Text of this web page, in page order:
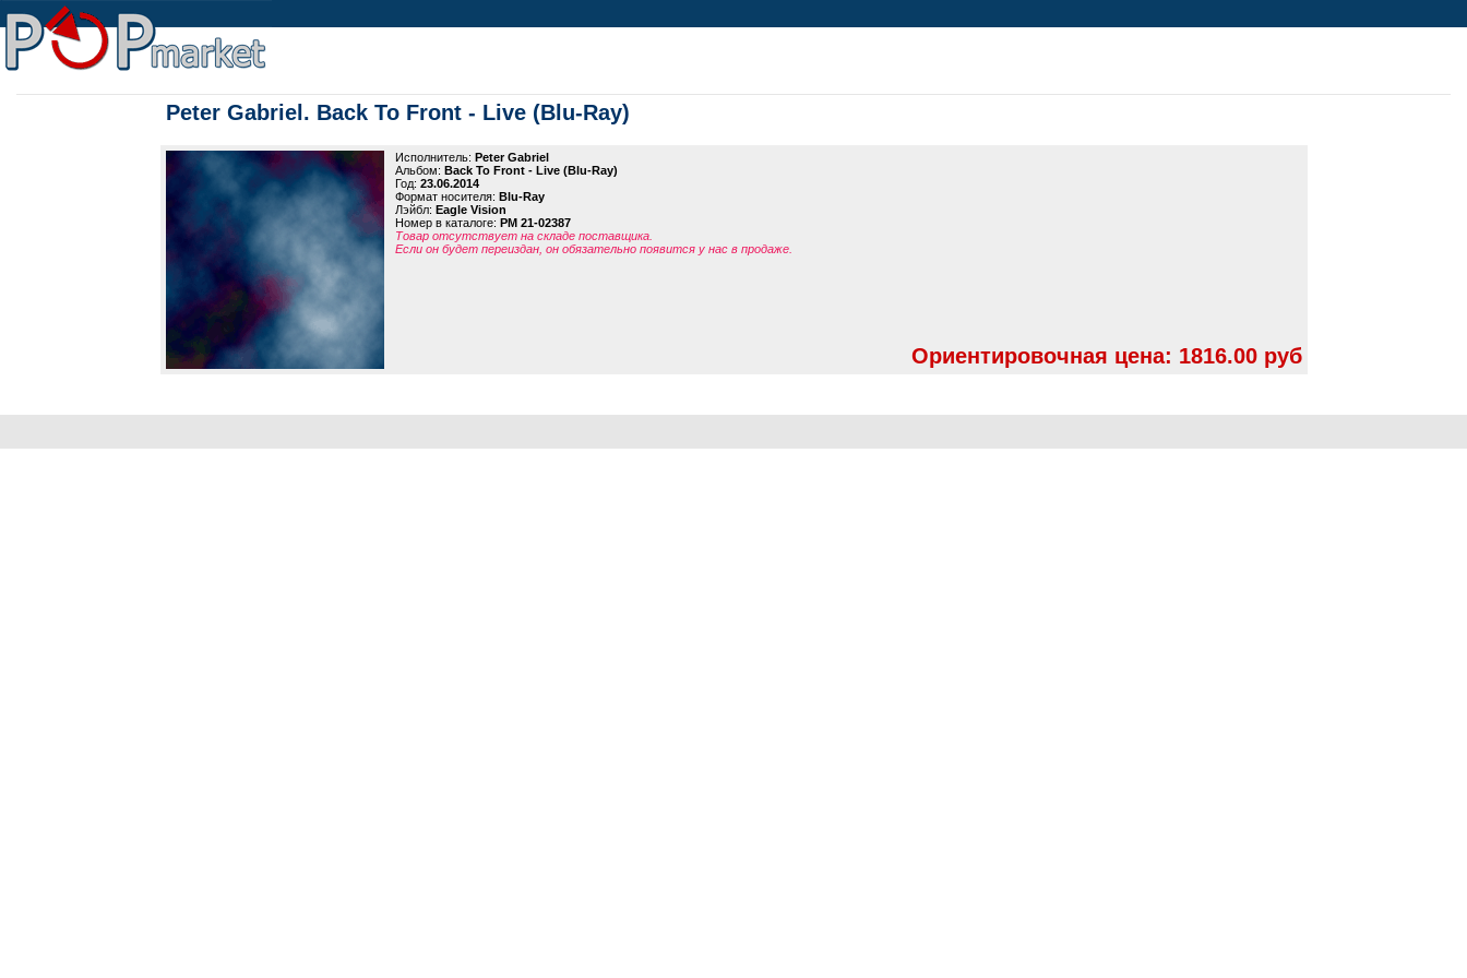
Peter Gabriel. Back To Front - Live (Blu-Ray)
Исполнитель: Peter Gabriel
Альбом: Back To Front - Live (Blu-Ray)
Год: 23.06.2014
Формат носителя: Blu-Ray
Лэйбл: Eagle Vision
Номер в каталоге: PM 21-02387
Товар отсутствует на складе поставщика.
Если он будет переиздан, он обязательно появится у нас в продаже.
Ориентировочная цена: 1816.00 руб